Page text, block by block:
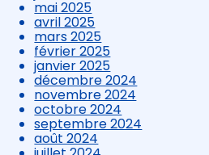
mai 2025
avril 2025
mars 2025
février 2025
janvier 2025
décembre 2024
novembre 2024
octobre 2024
septembre 2024
août 2024